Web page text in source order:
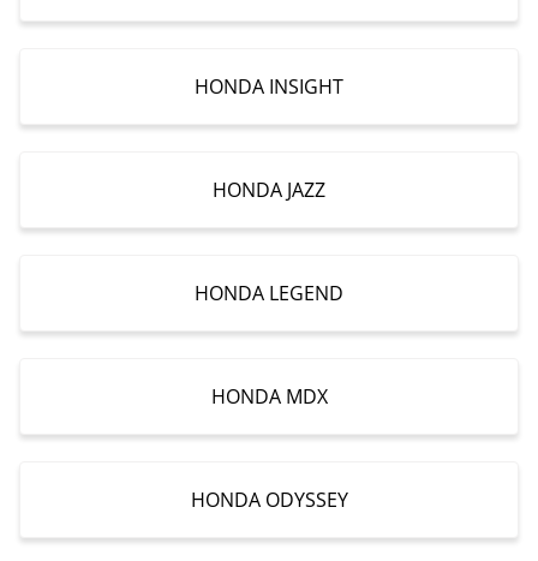
HONDA INSIGHT
HONDA JAZZ
HONDA LEGEND
HONDA MDX
HONDA ODYSSEY